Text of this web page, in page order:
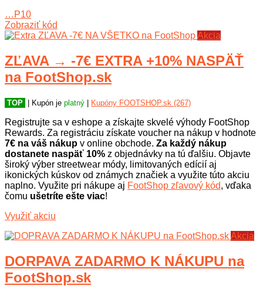
…P10
Zobraziť kód
Akcia
ZĽAVA → -7€ EXTRA +10% NASPÄŤ
na FootShop.sk
TOP | Kupón je platný Kupóny FOOTSHOP.sk (267)
Registrujte sa v eshope a získajte skvelé výhody FootShop
Rewards. Za registráciu získate voucher na nákup v hodnote
7€ na váš nákup v online obchode. Za každý nákup
dostanete naspäť 10% z objednávky na tú ďalšiu. Objavte
široký výber streetwear módy, limitovaných edícií aj
ikonických kúskov od známych značiek a využite túto akciu
naplno. Využite pri nákupe aj FootShop zľavový kód, vďaka
čomu ušetríte ešte viac!
Využiť akciu
Akcia
DORPAVA ZADARMO K NÁKUPU na
FootShop.sk